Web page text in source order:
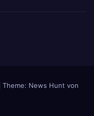
Theme: News Hunt von